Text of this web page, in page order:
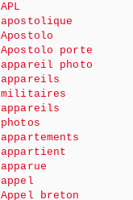
APL
apostolique
Apostolo
Apostolo porte
appareil photo
appareils
militaires
appareils
photos
appartements
appartient
apparue
appel
Appel breton